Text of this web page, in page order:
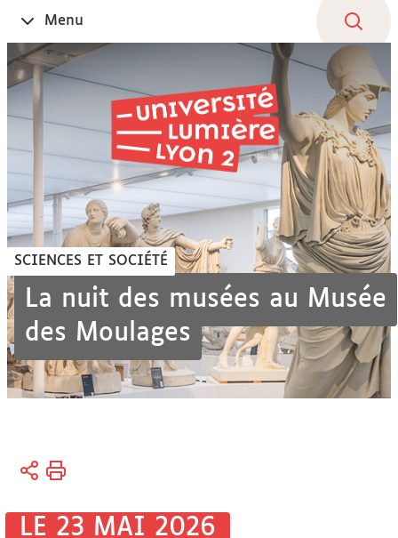
contenu
Ouvrir
le
Menu
SCIENCES ET SOCIÉTÉ
La nuit des musées au Musée
des Moulages
Vous
Accueil
LE 23 MAI 2026